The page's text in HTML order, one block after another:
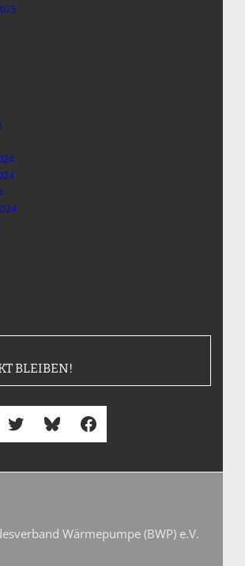
BLEIBEN!
Twitter Bluesky Facebook
Wärmepumpe (BWP) e.V.